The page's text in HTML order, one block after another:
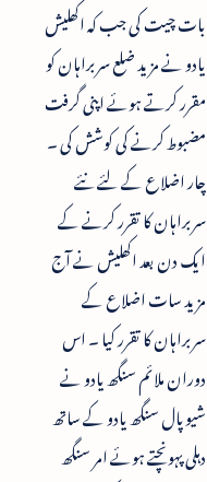
بات چیت کی جب کہ اکھلیش
یادو نے مزید ضلع سربراہان کو
مقرر کرتے ہوئے اپنی گرفت
مضبوط کرنے کی کوشش کی ۔
چار اضلاع کے لئے نئے
سربراہان کا تقرر کرنے کے
ایک دن بعد اکھلیش نے آج
مزید سات اضلاع کے
سربراہان کا تقرر کیا ۔ اس
دوران ملائم سنگھ یادو نے
شیوپال سنگھ یادو کے ساتھ
دہلی پہونچتے ہوئے امر سنگھ